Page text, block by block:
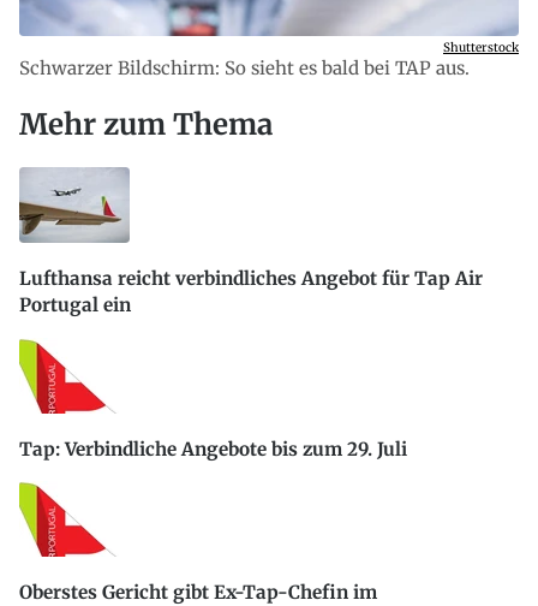
Schwarzer Bildschirm: So sieht es bald bei TAP aus.
Shutterstock
Mehr zum Thema
Lufthansa reicht verbindliches Angebot für Tap Air
Portugal ein
Tap: Verbindliche Angebote bis zum 29. Juli
Oberstes Gericht gibt Ex-Tap-Chefin im